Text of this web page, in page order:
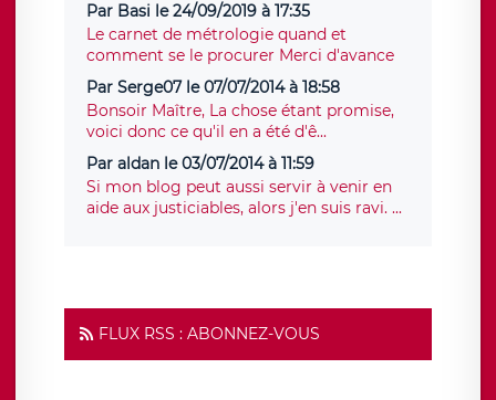
Par Basi le 24/09/2019 à 17:35
Le carnet de métrologie quand et
comment se le procurer Merci d'avance
Par Serge07 le 07/07/2014 à 18:58
Bonsoir Maître, La chose étant promise,
voici donc ce qu'il en a été d'ê...
Par aldan le 03/07/2014 à 11:59
Si mon blog peut aussi servir à venir en
aide aux justiciables, alors j'en suis ravi. ...
FLUX RSS : ABONNEZ-VOUS